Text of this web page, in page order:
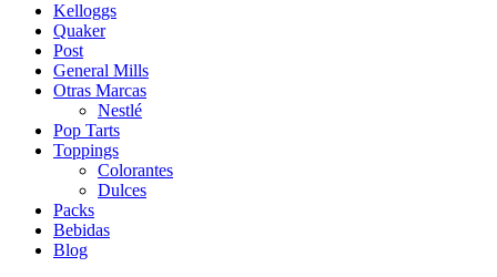
Kelloggs
Quaker
Post
General Mills
Otras Marcas
Nestlé
Pop Tarts
Toppings
Colorantes
Dulces
Packs
Bebidas
Blog